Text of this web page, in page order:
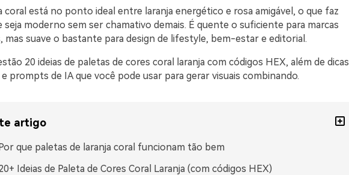
coral está no ponto ideal entre laranja energético e rosa amigável, o que faz
seja moderno sem ser chamativo demais. É quente o suficiente para marcas
mas suave o bastante para design de lifestyle, bem-estar e editorial.
20 ideias de paletas de cores coral laranja com códigos HEX, além de dicas
prompts de IA que você pode usar para gerar visuais combinando.
artigo
que paletas de laranja coral funcionam tão bem
Ideias de Paleta de Cores Coral Laranja (com códigos HEX)